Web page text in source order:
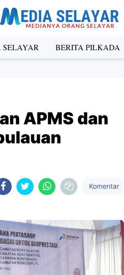
SELAYAR BERITA PILKADA
APMS dan
Komentar